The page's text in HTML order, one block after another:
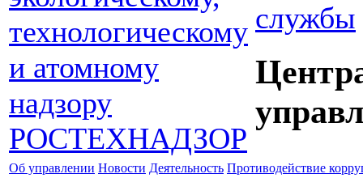
службы
Об управлении Новости Деятельность Противодействие